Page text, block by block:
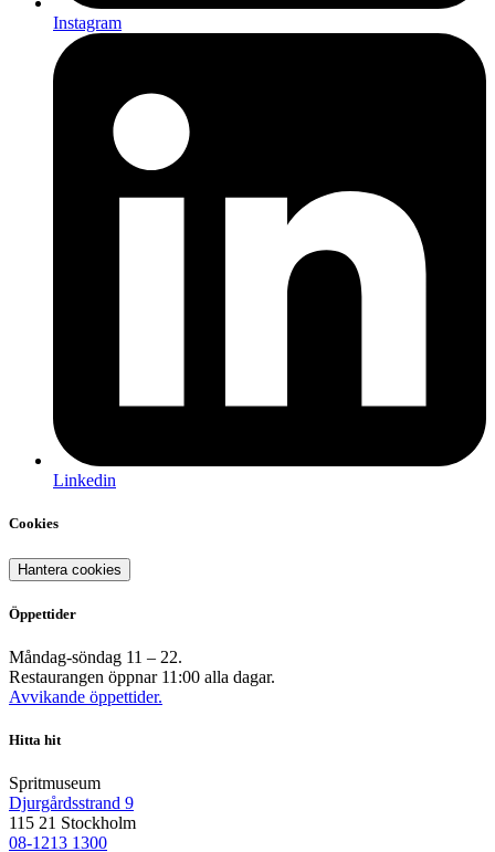
Instagram
Linkedin
Cookies
Hantera cookies
Öppettider
Måndag-söndag 11 – 22.
Restaurangen öppnar 11:00 alla dagar.
Avvikande öppettider.
Hitta hit
Spritmuseum
Djurgårdsstrand 9
115 21 Stockholm
08-1213 1300